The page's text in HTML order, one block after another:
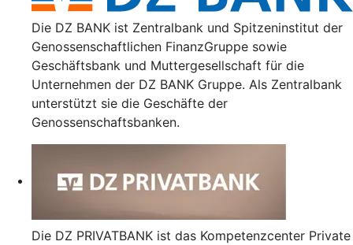
Die DZ BANK ist Zentralbank und Spitzeninstitut der
Genossenschaftlichen FinanzGruppe sowie
Geschäftsbank und Muttergesellschaft für die
Unternehmen der DZ BANK Gruppe. Als Zentralbank
unterstützt sie die Geschäfte der
Genossenschaftsbanken.
Die DZ PRIVATBANK ist das Kompetenzcenter Private